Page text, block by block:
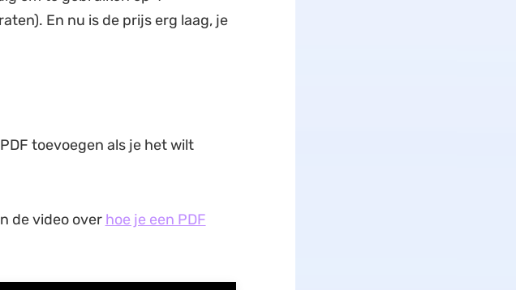
En nu is de prijs erg laag, je
toevoegen als je het wilt
de video over hoe je een PDF